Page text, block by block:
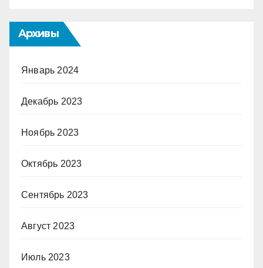
Архивы
Январь 2024
Декабрь 2023
Ноябрь 2023
Октябрь 2023
Сентябрь 2023
Август 2023
Июль 2023